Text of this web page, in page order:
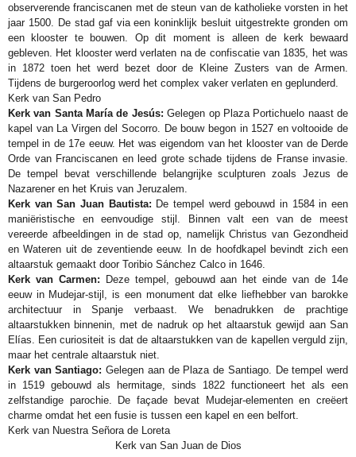
observerende franciscanen met de steun van de katholieke vorsten in het
jaar 1500. De stad gaf via een koninklijk besluit uitgestrekte gronden om
een ​​klooster te bouwen. Op dit moment is alleen de kerk bewaard
gebleven. Het klooster werd verlaten na de confiscatie van 1835, het was
in 1872 toen het werd bezet door de Kleine Zusters van de Armen.
Tijdens de burgeroorlog werd het complex vaker verlaten en geplunderd.
Kerk van San Pedro
Kerk van Santa María de Jesús: Gelegen op Plaza Portichuelo naast de
kapel van La Virgen del Socorro. De bouw begon in 1527 en voltooide de
tempel in de 17e eeuw. Het was eigendom van het klooster van de Derde
Orde van Franciscanen en leed grote schade tijdens de Franse invasie.
De tempel bevat verschillende belangrijke sculpturen zoals Jezus de
Nazarener en het Kruis van Jeruzalem.
Kerk van San Juan Bautista: De tempel werd gebouwd in 1584 in een
maniëristische en eenvoudige stijl. Binnen valt een van de meest
vereerde afbeeldingen in de stad op, namelijk Christus van Gezondheid
en Wateren uit de zeventiende eeuw. In de hoofdkapel bevindt zich een
altaarstuk gemaakt door Toribio Sánchez Calco in 1646.
Kerk van Carmen: Deze tempel, gebouwd aan het einde van de 14e
eeuw in Mudejar-stijl, is een monument dat elke liefhebber van barokke
architectuur in Spanje verbaast. We benadrukken de prachtige
altaarstukken binnenin, met de nadruk op het altaarstuk gewijd aan San
Elías. Een curiositeit is dat de altaarstukken van de kapellen verguld zijn,
maar het centrale altaarstuk niet.
Kerk van Santiago: Gelegen aan de Plaza de Santiago. De tempel werd
in 1519 gebouwd als hermitage, sinds 1822 functioneert het als een
zelfstandige parochie. De façade bevat Mudejar-elementen en creëert
charme omdat het een fusie is tussen een kapel en een belfort.
Kerk van Nuestra Señora de Loreta
Kerk van San Juan de Dios